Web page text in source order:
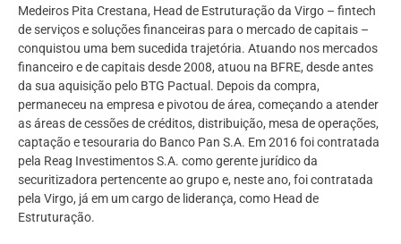
Medeiros Pita Crestana, Head de Estruturação da Virgo – fintech
de serviços e soluções financeiras para o mercado de capitais –
conquistou uma bem sucedida trajetória. Atuando nos mercados
financeiro e de capitais desde 2008, atuou na BFRE, desde antes
da sua aquisição pelo BTG Pactual. Depois da compra,
permaneceu na empresa e pivotou de área, começando a atender
as áreas de cessões de créditos, distribuição, mesa de operações,
captação e tesouraria do Banco Pan S.A. Em 2016 foi contratada
pela Reag Investimentos S.A. como gerente jurídico da
securitizadora pertencente ao grupo e, neste ano, foi contratada
pela Virgo, já em um cargo de liderança, como Head de
Estruturação.